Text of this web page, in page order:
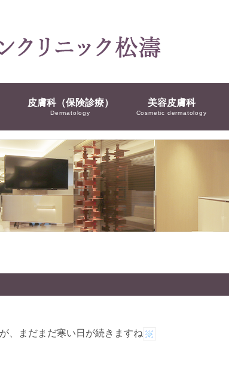
皮膚科（保険診療）
Dermatology
美容皮膚科
Cosmetic dermatology
、まだまだ寒い日が続きますね